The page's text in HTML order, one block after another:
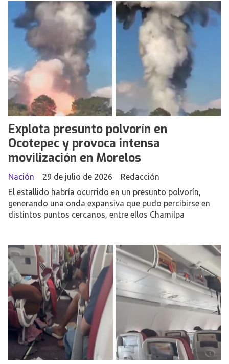
Explota presunto polvorín en
Ocotepec y provoca intensa
movilización en Morelos
Redacción
Nación
29 de julio de 2026
El estallido habría ocurrido en un presunto polvorín,
generando una onda expansiva que pudo percibirse en
distintos puntos cercanos, entre ellos Chamilpa